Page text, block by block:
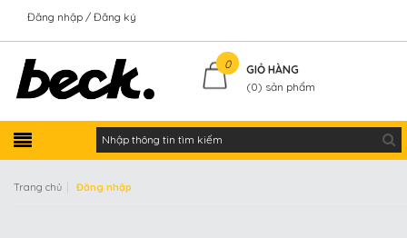
Đăng nhập Đăng ký
0
GIỎ HÀNG
(0) sản phẩm
Trang chủ Đăng nhập